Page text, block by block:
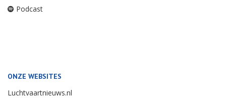
Podcast
ONZE WEBSITES
Luchtvaartnieuws.nl